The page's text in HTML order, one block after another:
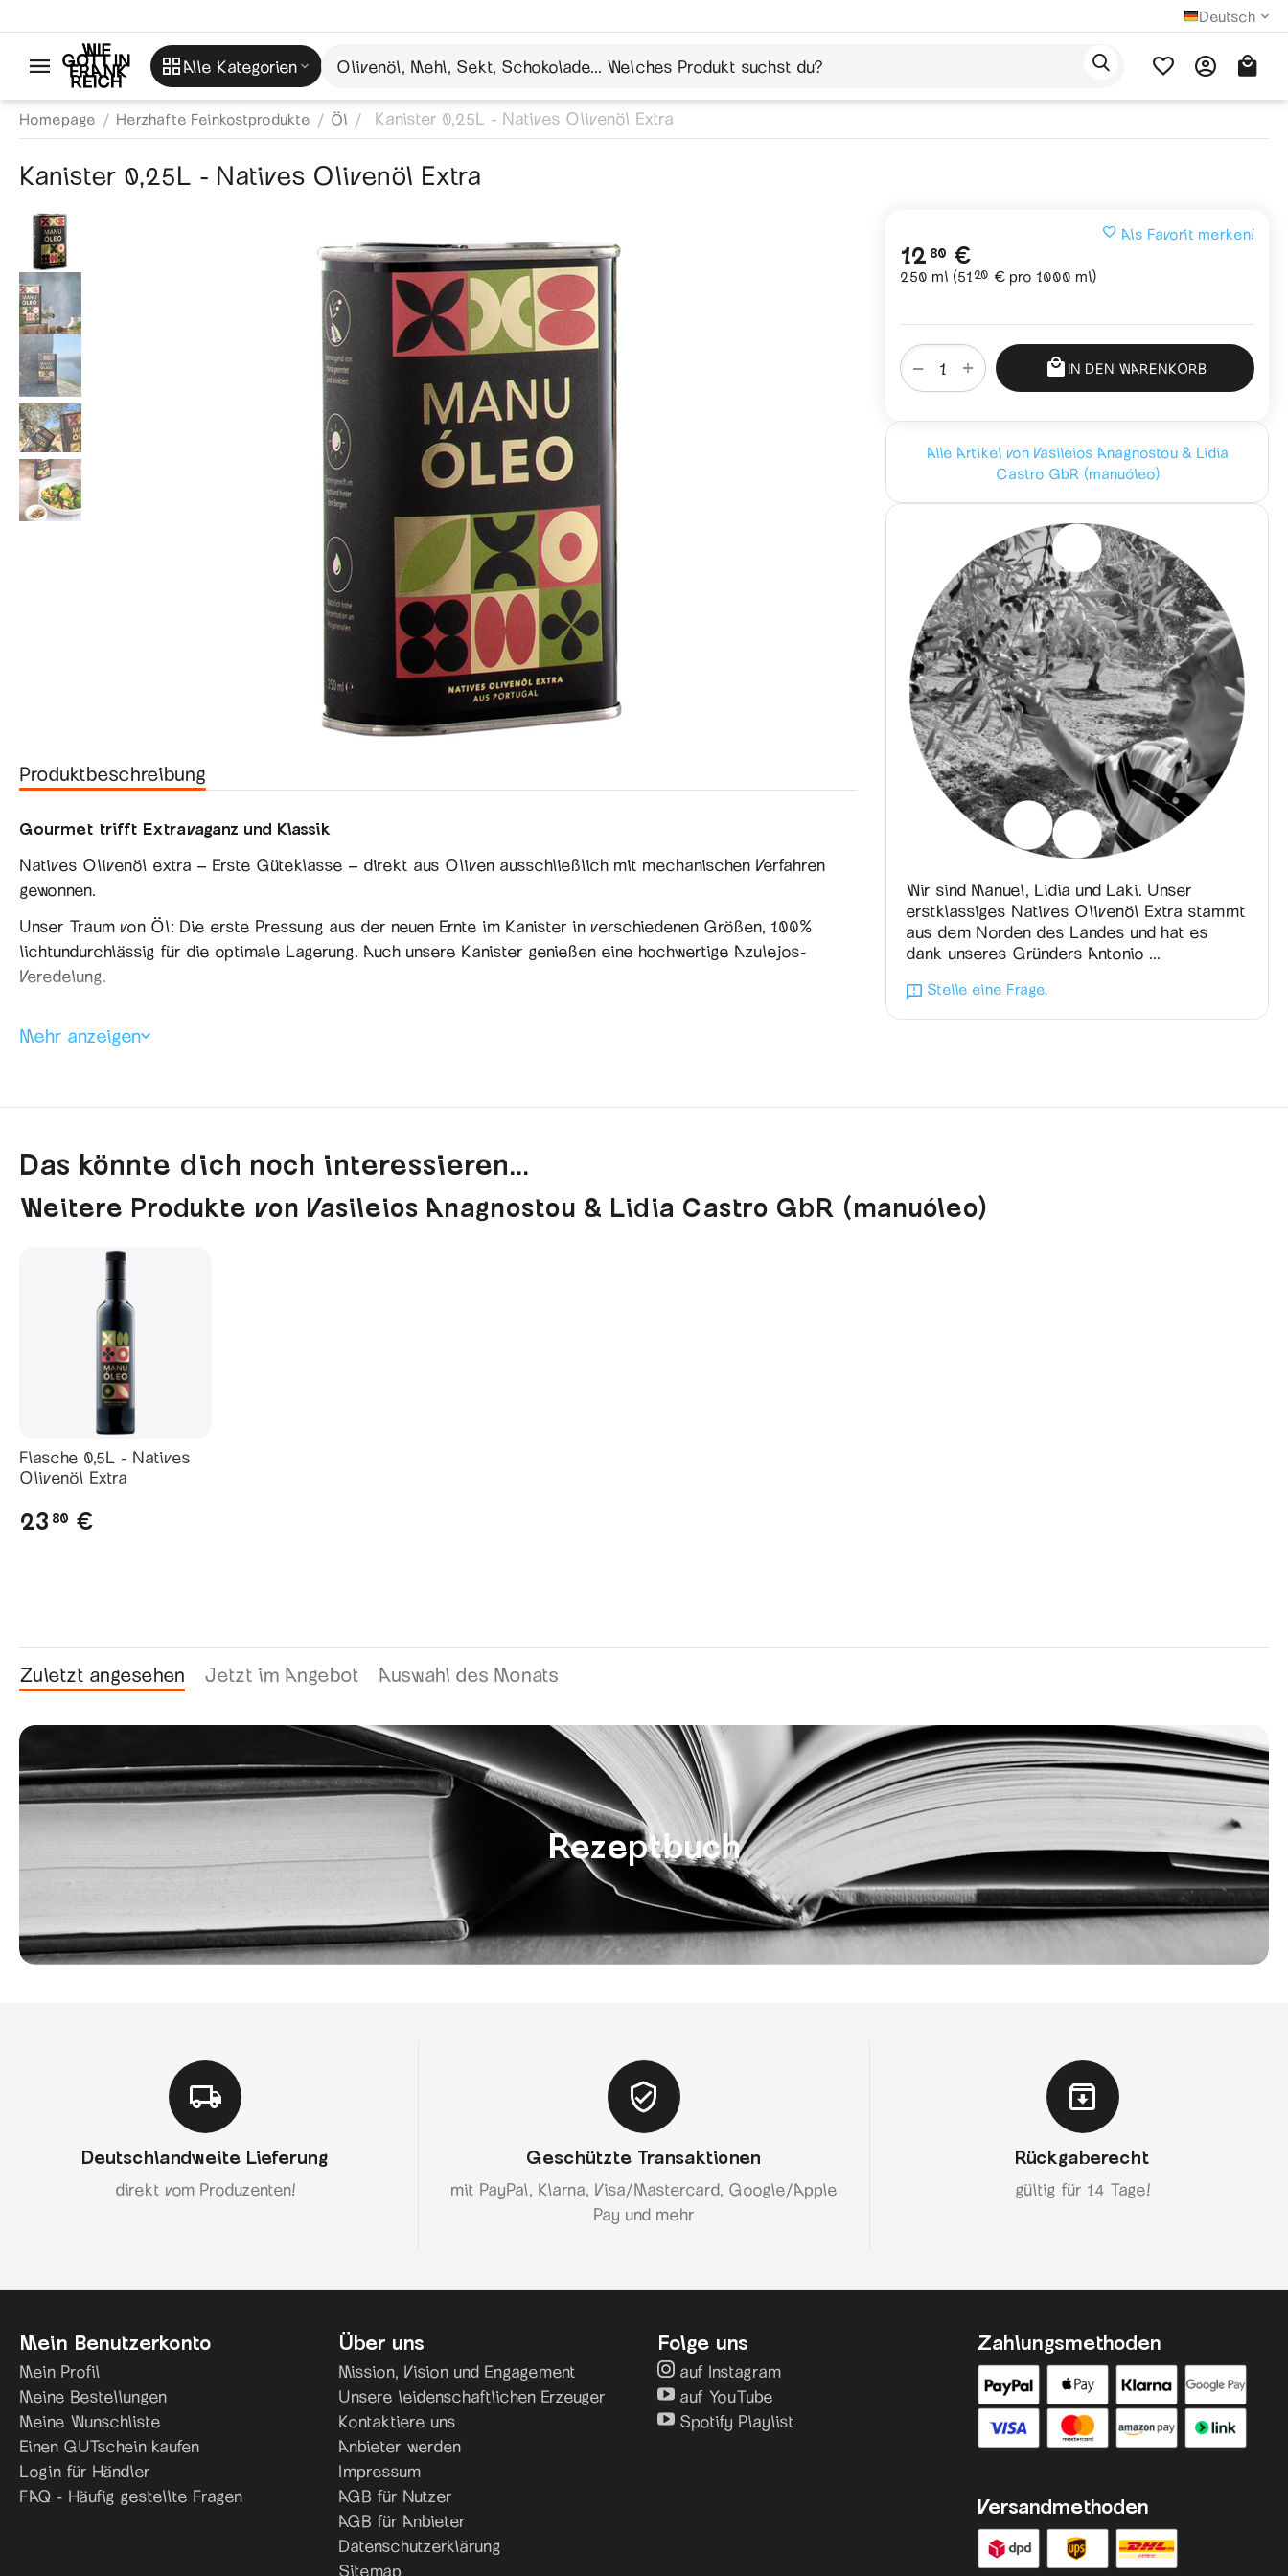
Deutsch
Alle Kategorien
Homepage / Herzhafte Feinkostprodukte / Öl / Kanister 0,25L - Natives Olivenöl Extra
Kanister 0,25L - Natives Olivenöl Extra
Als Favorit merken!
12 80 €
250 ml (51 20 € pro 1000 ml)
+
− IN DEN WARENKORB
Alle Artikel von Vasileios Anagnostou & Lidia
Castro GbR (manuóleo)
Wir sind Manuel, Lidia und Laki. Unser
erstklassiges Natives Olivenöl Extra stammt
aus dem Norden des Landes und hat es
dank unseres Gründers Antonio ...
Stelle eine Frage.
Produktbeschreibung
Gourmet trifft Extravaganz und Klassik
Natives Olivenöl extra – Erste Güteklasse – direkt aus Oliven ausschließlich mit mechanischen Verfahren
gewonnen.
Unser Traum von Öl: Die erste Pressung aus der neuen Ernte im Kanister in verschiedenen Größen, 100%
lichtundurchlässig für die optimale Lagerung. Auch unsere Kanister genießen eine hochwertige Azulejos-
Veredelung.
Energie3404 kJ / 813 kcal
ungesättigte Fettsäuren 71 g
Kohlenhydrate 0 g
Zucker 0 g
Eiweiß 0 g
Mehr anzeigen
Das könnte dich noch interessieren...
Weitere Produkte von Vasileios Anagnostou & Lidia Castro GbR (manuóleo)
Flasche 0,5L - Natives
Olivenöl Extra
23 80 €
Zuletzt angesehen Jetzt im Angebot Auswahl des Monats
Rezeptbuch
Deutschlandweite Lieferung
direkt vom Produzenten!
Geschützte Transaktionen
mit PayPal, Klarna, Visa/Mastercard, Google/Apple
Pay und mehr
Rückgaberecht
gültig für 14 Tage!
Mein Benutzerkonto
Mein Profil
Meine Bestellungen
Meine Wunschliste
Einen GUTschein kaufen
Login für Händler
FAQ - Häufig gestellte Fragen
Über uns
Mission, Vision und Engagement
Unsere leidenschaftlichen Erzeuger
Kontaktiere uns
Anbieter werden
Impressum
AGB für Nutzer
AGB für Anbieter
Datenschutzerklärung
Sitemap
Folge uns
auf Instagram
auf YouTube
Spotify Playlist
Zahlungsmethoden
Versandmethoden